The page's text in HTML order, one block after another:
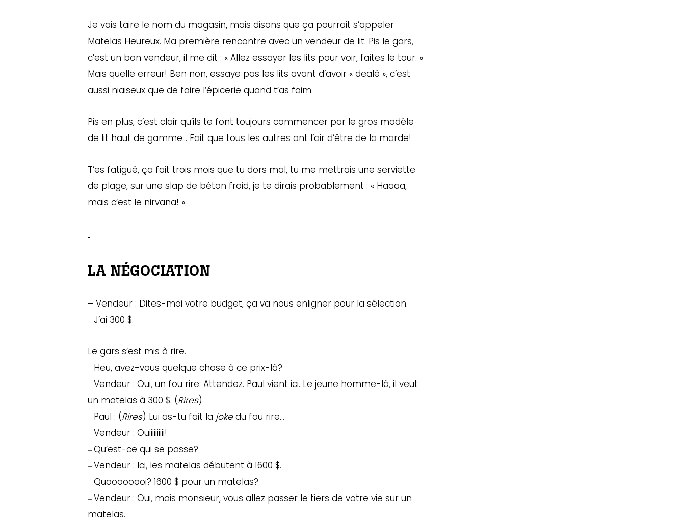
Je vais taire le nom du magasin, mais disons que ça pourrait s’appeler
Matelas Heureux. Ma première rencontre avec un vendeur de lit. Pis le gars,
c’est un bon vendeur, il me dit : « Allez essayer les lits pour voir, faites le tour. »
Mais quelle erreur! Ben non, essaye pas les lits avant d’avoir « dealé », c’est
aussi niaiseux que de faire l’épicerie quand t’as faim.
Pis en plus, c’est clair qu’ils te font toujours commencer par le gros modèle
de lit haut de gamme… Fait que tous les autres ont l’air d’être de la marde!
T’es fatigué, ça fait trois mois que tu dors mal, tu me mettrais une serviette
de plage, sur une slap de béton froid, je te dirais probablement : « Haaaa,
mais c’est le nirvana! »
LA NÉGOCIATION
– Vendeur : Dites-moi votre budget, ça va nous enligner pour la sélection.
– J’ai 300 $.
Le gars s’est mis à rire.
– Heu, avez-vous quelque chose à ce prix-là?
–Vendeur : Oui, un fou rire. Attendez. Paul vient ici. Le jeune homme-là, il veut
un matelas à 300 $. (Rires)
– Paul : (Rires) Lui as-tu fait la jokedu fou rire…
–Vendeur : Ouiiiiiiiiii!
–Qu’est-ce qui se passe?
–Vendeur : Ici, les matelas débutent à 1600 $.
–Quoooooooi? 1600 $ pour un matelas?
–Vendeur : Oui, mais monsieur, vous allez passer le tiers de votre vie sur un
matelas.